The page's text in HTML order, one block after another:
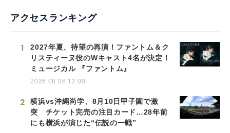
アクセスランキング
1
2027年夏、待望の再演！ファントム＆ク
リスティーヌ役のWキャスト4名が決定！
ミュージカル 『ファントム』
2026.08.06 12:00
2
横浜vs沖縄尚学、8月10日甲子園で激
突 チケット完売の注目カード…28年前
にも横浜が演じた“伝説の一戦”